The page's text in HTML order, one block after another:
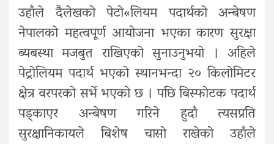
उहाँले दैलेखको पेटो«लियम पदार्थको अन्बेषण
नेपालको महत्वपूर्ण आयोजना भएका कारण सुरक्षा
ब्यबस्था मजबुत राखिएको सुनाउनुभयो । अहिले
पेट्रोलियम पदार्थ भएको स्थानभन्दा २० किलोमिटर
क्षेत्र वरपरको सर्भे भएको छ । पछि बिस्फोटक पदार्थ
पड्काएर अन्बेषण गरिने हुदाँ त्यसप्रति
सुरक्षानिकायले बिशेष चासो राखेको उहाँले